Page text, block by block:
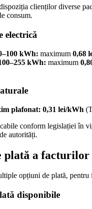
clienților diverse
consum.
electrică
kWh: maximum 0,68
kWh: maximum
plafonat: 0,31 lei/kWh
conform legislației în
autorități.
plată a
opțiuni de plată, pentru
disponibile